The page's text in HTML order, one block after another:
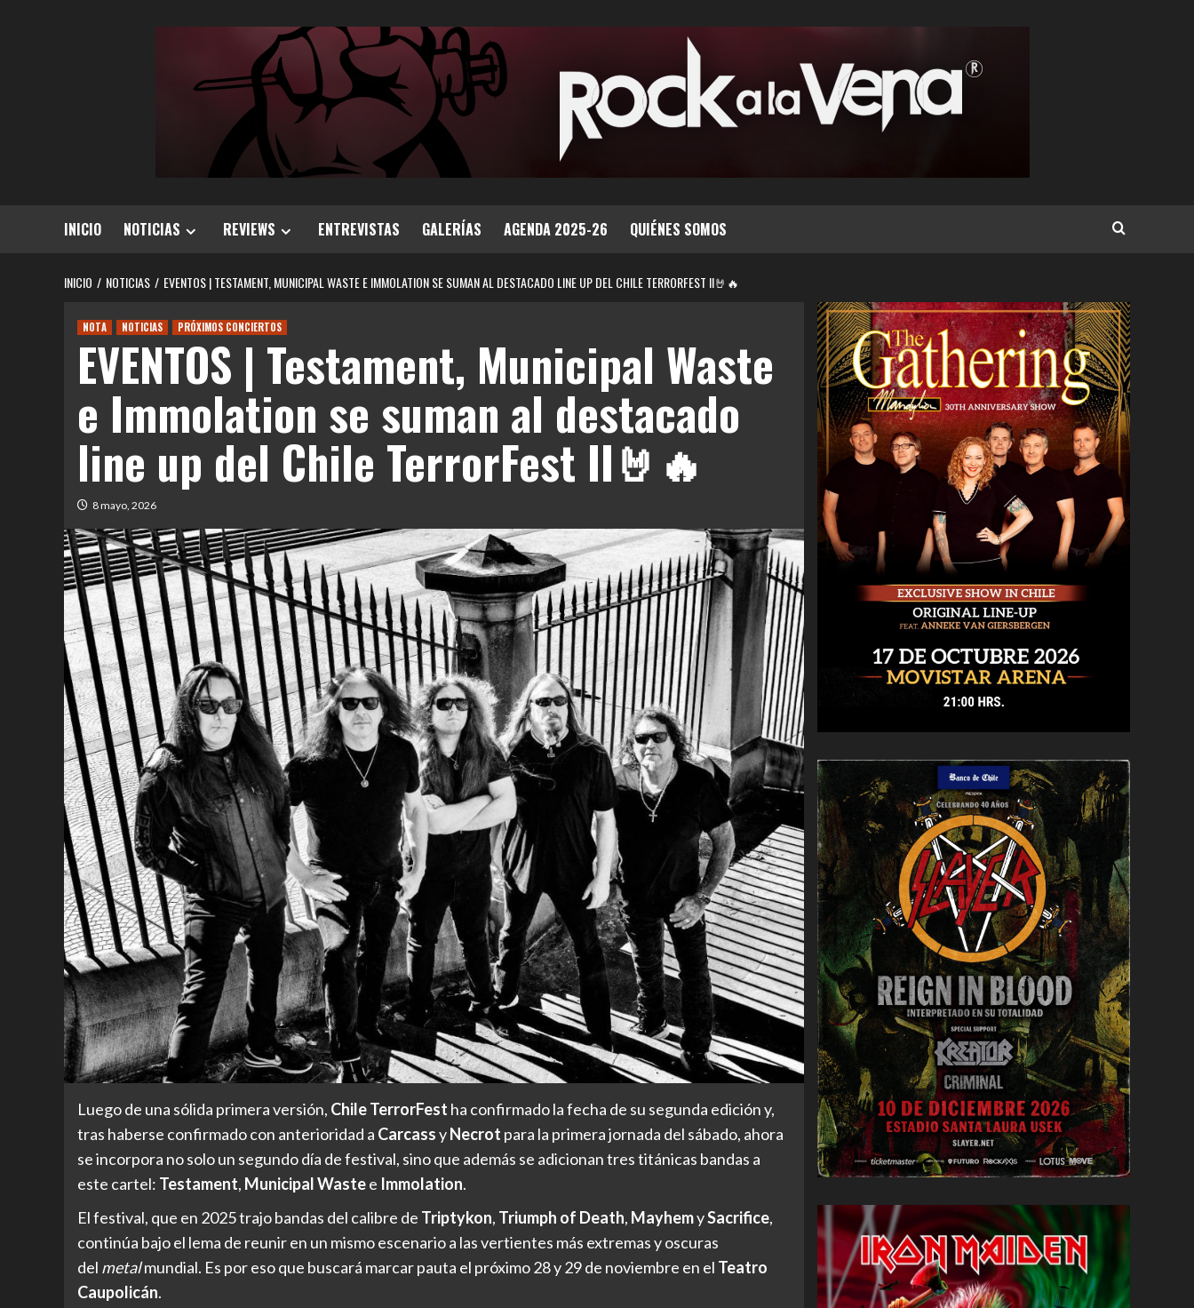
INICIO NOTICIAS REVIEWS ENTREVISTAS GALERÍAS AGENDA 2025-26 QUIÉNES SOMOS
INICIO NOTICIAS EVENTOS | TESTAMENT, MUNICIPAL WASTE E IMMOLATION SE SUMAN AL DESTACADO LINE UP DEL CHILE TERRORFEST II🤘🔥
NOTA NOTICIAS PRÓXIMOS CONCIERTOS
EVENTOS | Testament, Municipal Waste
e Immolation se suman al destacado
line up del Chile TerrorFest II🤘🔥
8 mayo, 2026
Luego de una sólida primera versión, Chile TerrorFest ha confirmado la fecha de su segunda edición y,
tras haberse confirmado con anterioridad a CarcassyNecrot para la primera jornada del sábado, ahora
se incorpora no solo un segundo día de festival, sino que además se adicionan tres titánicas bandas a
este cartel: Testament, Municipal Wastee Immolation.
El festival, que en 2025 trajo bandas del calibre de Triptykon, Triumph of Death, MayhemySacrifice,
continúa bajo el lema de reunir en un mismo escenario a las vertientes más extremas y oscuras
del metalmundial. Es por eso que buscará marcar pauta el próximo 28 y 29 de noviembre en el Teatro
Caupolicán.